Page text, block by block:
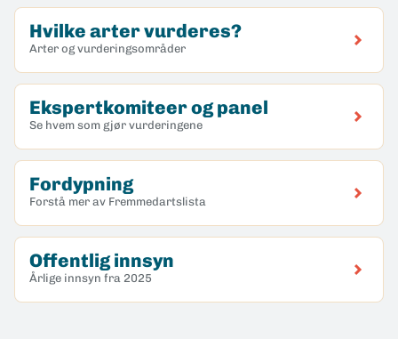
Hvilke arter vurderes?
Arter og vurderingsområder
Ekspertkomiteer og panel
Se hvem som gjør vurderingene
Fordypning
Forstå mer av Fremmedartslista
Offentlig innsyn
Årlige innsyn fra 2025